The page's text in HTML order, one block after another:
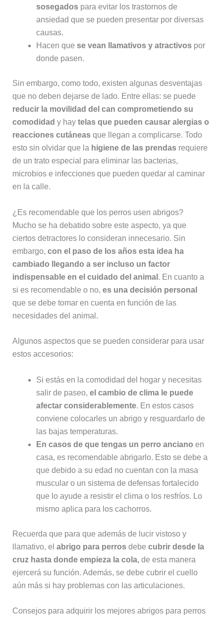
sosegadospara evitar los trastornos de
ansiedad que se pueden presentar por diversas
causas.
Hacen que se vean llamativos y atractivospor
donde pasen.
Sin embargo, como todo, existen algunas desventajas
que no deben dejarse de lado. Entre ellas: se puede
reducir la movilidad del can comprometiendo su
comodidad y hay telas que pueden causar alergias o
reacciones cutáneasque llegan a complicarse. Todo
esto sin olvidar que la higiene de las prendasrequiere
de un trato especial para eliminar las bacterias,
microbios e infecciones que pueden quedar al caminar
en la calle.
¿Es recomendable que los perros usen abrigos?
Mucho se ha debatido sobre este aspecto, ya que
ciertos detractores lo consideran innecesario. Sin
embargo, con el paso de los años esta idea ha
cambiado llegando a ser incluso un factor
indispensable en el cuidado del animal . En cuanto a
si es recomendable o no, es una decisión personal
que se debe tomar en cuenta en función de las
necesidades del animal.
Algunos aspectos que se pueden considerar para usar
estos accesorios:
Si estás en la comodidad del hogar y necesitas
salir de paseo, el cambio de clima le puede
afectar considerablemente. En estos casos
conviene colocarles un abrigo y resguardarlo de
las bajas temperaturas.
En casos de que tengas un perro anciano en
casa, es recomendable abrigarlo. Esto se debe a
que debido a su edad no cuentan con la masa
muscular o un sistema de defensas fortalecido
que lo ayude a resistir el clima o los resfríos. Lo
mismo aplica para los cachorros.
Recuerda que para que además de lucir vistoso y
llamativo, el abrigo para perrosdebe cubrir desde la
cruz hasta donde empieza la cola,de esta manera
ejercerá su función. Además, se debe cubrir el cuello
aún más si hay problemas con las articulaciones.
Consejos para adquirir los mejores abrigos para perros